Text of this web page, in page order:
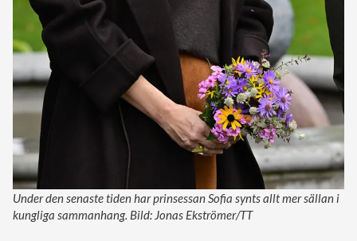
Under den senaste tiden har prinsessan Sofia synts allt mer sällan i
kungliga sammanhang. Bild: Jonas Ekströmer/TT